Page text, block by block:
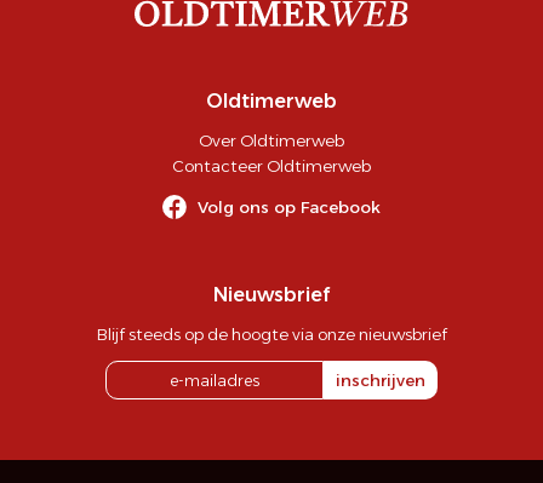
Oldtimerweb
Over Oldtimerweb
Contacteer Oldtimerweb
Volg ons op Facebook
Nieuwsbrief
Blijf steeds op de hoogte via onze nieuwsbrief
inschrijven